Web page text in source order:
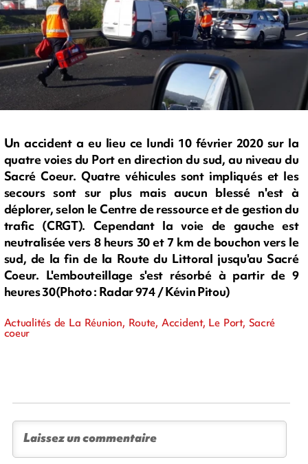
Un accident a eu lieu ce lundi 10 février 2020 sur la
quatre voies du Port en direction du sud, au niveau du
Sacré Coeur. Quatre véhicules sont impliqués et les
secours sont sur plus mais aucun blessé n'est à
déplorer, selon le Centre de ressource et de gestion du
trafic (CRGT). Cependant la voie de gauche est
neutralisée vers 8 heurs 30 et 7 km de bouchon vers le
sud, de la fin de la Route du Littoral jusqu'au Sacré
Coeur. L'embouteillage s'est résorbé à partir de 9
heures 30(Photo : Radar 974 / Kévin Pitou)
Actualités de La Réunion, Route, Accident, Le Port, Sacré
coeur